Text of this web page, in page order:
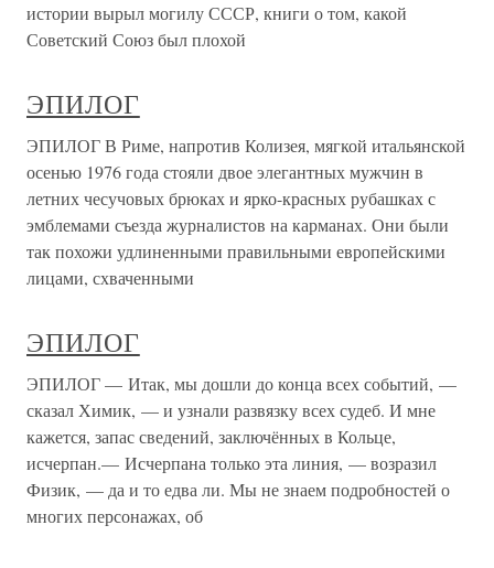
истории вырыл могилу СССР, книги о том, какой
Советский Союз был плохой
ЭПИЛОГ
ЭПИЛОГ В Риме, напротив Колизея, мягкой итальянской
осенью 1976 года стояли двое элегантных мужчин в
летних чесучовых брюках и ярко-красных рубашках с
эмблемами съезда журналистов на карманах. Они были
так похожи удлиненными правильными европейскими
лицами, схваченными
ЭПИЛОГ
ЭПИЛОГ — Итак, мы дошли до конца всех событий, —
сказал Химик, — и узнали развязку всех судеб. И мне
кажется, запас сведений, заключённых в Кольце,
исчерпан.— Исчерпана только эта линия, — возразил
Физик, — да и то едва ли. Мы не знаем подробностей о
многих персонажах, об